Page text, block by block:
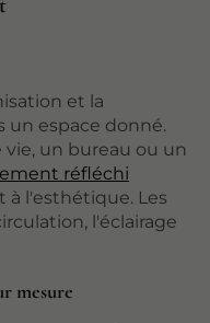
et la
un espace donné.
vie, un bureau ou un
réfléchi
à l'esthétique. Les
l'éclairage
mesure